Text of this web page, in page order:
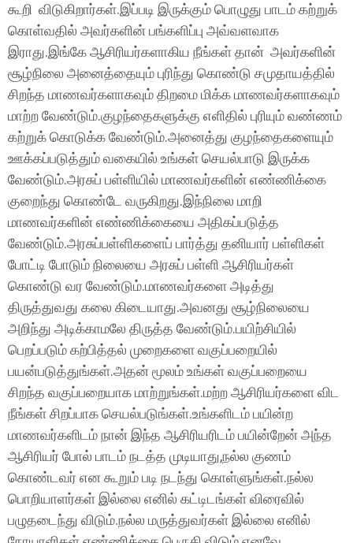
கூறி விடுகிறார்கள்.இப்படி இருக்கும் பொழுது பாடம் கற்றுக்
கொள்வதில் அவர்களின் பங்களிப்பு அவ்வளவாக
இராது.இங்கே ஆசிரியர்களாகிய நீங்கள் தான் அவர்களின்
சூழ்நிலை அனைத்தையும் புரிந்து கொண்டு சமுதாயத்தில்
சிறந்த மாணவர்களாகவும் திறமை மிக்க மாணவர்களாகவும்
மாற்ற வேண்டும்.குழந்தைகளுக்கு எளிதில் புரியும் வண்ணம்
கற்றுக் கொடுக்க வேண்டும்.அனைத்து குழந்தைகளையும்
ஊக்கப்படுத்தும் வகையில் உங்கள் செயல்பாடு இருக்க
வேண்டும்.அரசுப் பள்ளியில் மாணவர்களின் எண்ணிக்கை
குறைந்து கொண்டே வருகிறது.இந்நிலை மாறி
மாணவர்களின் எண்ணிக்கையை அதிகப்படுத்த
வேண்டும்.அரசுப்பள்ளிகளைப் பார்த்து தனியார் பள்ளிகள்
போட்டி போடும் நிலையை அரசுப் பள்ளி ஆசிரியர்கள்
கொண்டு வர வேண்டும்.மாணவர்களை அடித்து
திருத்துவது கலை கிடையாது.அவனது சூழ்நிலையை
அறிந்து அடிக்காமலே திருத்த வேண்டும்.பயிற்சியில்
பெறப்படும் கற்பித்தல் முறைகளை வகுப்பறையில்
பயன்படுத்துங்கள்.அதன் மூலம் உங்கள் வகுப்பறையை
சிறந்த வகுப்பறையாக மாற்றுங்கள்.மற்ற ஆசிரியர்களை விட
நீங்கள் சிறப்பாக செயல்படுங்கள்.உங்களிடம் பயின்ற
மாணவர்களிடம் நான் இந்த ஆசிரியரிடம் பயின்றேன் அந்த
ஆசிரியர் போல் பாடம் நடத்த முடியாது,நல்ல குணம்
கொண்டவர் என கூறும் படி நடந்து கொள்ளுங்கள்.நல்ல
பொறியாளர்கள் இல்லை எனில் கட்டிடங்கள் விரைவில்
பழுதடைந்து விடும்.நல்ல மருத்துவர்கள் இல்லை எனில்